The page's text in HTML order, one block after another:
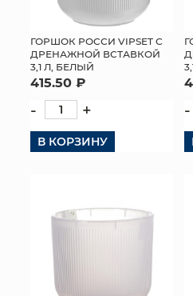
ГОРШОК РОССИ VIPSET С
ДРЕНАЖНОЙ ВСТАВКОЙ
3,1 Л, БЕЛЫЙ
415.50 ₽
- +
В КОРЗИНУ
-